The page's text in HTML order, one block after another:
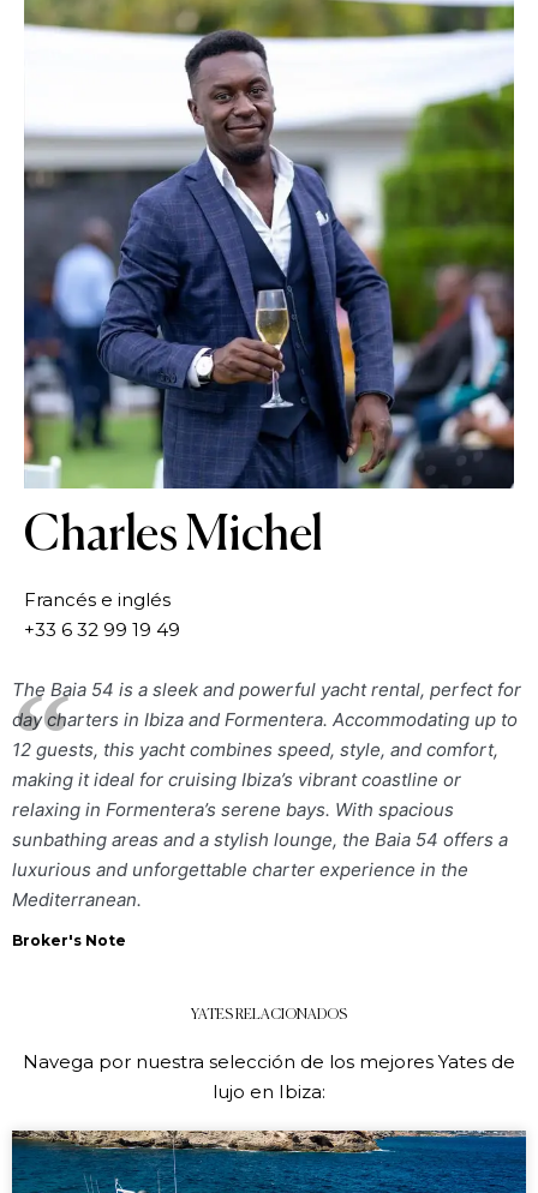
Charles Michel
Francés e inglés
+33 6 32 99 19 49
The Baia 54 is a sleek and powerful yacht rental, perfect for
day charters in Ibiza and Formentera. Accommodating up to
12 guests, this yacht combines speed, style, and comfort,
making it ideal for cruising Ibiza’s vibrant coastline or
relaxing in Formentera’s serene bays. With spacious
sunbathing areas and a stylish lounge, the Baia 54 offers a
luxurious and unforgettable charter experience in the
Mediterranean.
Broker's Note
YATES RELACIONADOS
Navega por nuestra selección de los mejores Yates de
lujo en Ibiza: